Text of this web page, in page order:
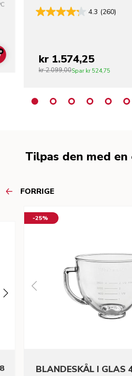
ADD TO CART
4.3 (260)
kr 1.574,25
kr 2.099,00Spar kr 524,75
Tilpas den med
FORRIGE
-25%
BLANDESKÅL I GLAS